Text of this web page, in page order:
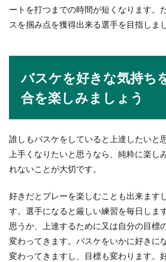
ートを打つまでの時間が短くなります。
スを掴み点を獲得出来る選手を目指しま
バスケを好きな気持ち
合を楽しみましょう
誰しもバスケをしていると上達したいと
上手くなりたいと思うなら、純粋に楽し
れないことが大切です。
好きだとプレーを楽しむことも出来ます
す。選手になると厳しい練習を毎日しま
思うか、上達するために又は自分の目標
変わってきます。バスケをいかに好きに
変わってきますし、目標も変わります。